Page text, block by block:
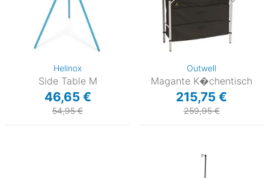
Helinox
Side Table M
46,65 €
54,95 €
Outwell
Magante K�chentisch
215,75 €
259,95 €